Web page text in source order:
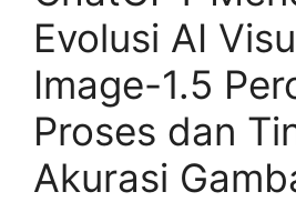
Evolusi AI
Image-1.5
Proses dan
Akurasi